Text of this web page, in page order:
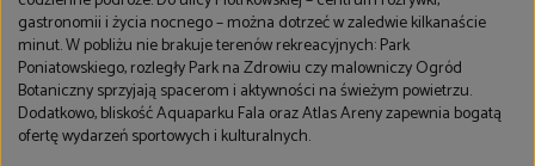
gastronomii i życia nocnego – można dotrzeć w zaledwie kilkanaście
minut. W pobliżu nie brakuje terenów rekreacyjnych: Park
Poniatowskiego, rozległy Park na Zdrowiu czy malowniczy Ogród
Botaniczny sprzyjają spacerom i aktywności na świeżym powietrzu.
Dodatkowo, bliskość Aquaparku Fala oraz Atlas Areny zapewnia bogatą
ofertę wydarzeń sportowych i kulturalnych.